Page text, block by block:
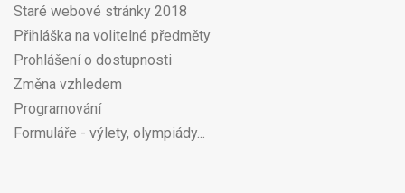
Staré webové stránky 2018
Přihláška na volitelné předměty
Prohlášení o dostupnosti
Změna vzhledem
Programování
Formuláře - výlety, olympiády...